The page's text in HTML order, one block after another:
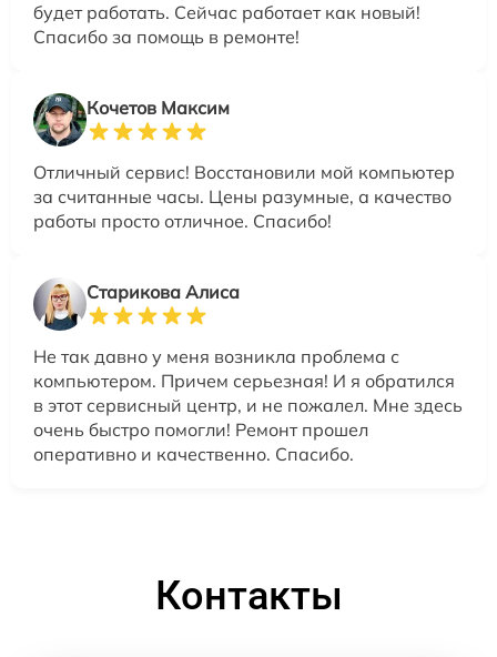
будет работать. Сейчас работает как новый!
Спасибо за помощь в ремонте!
Кочетов Максим
Отличный сервис! Восстановили мой компьютер
за считанные часы. Цены разумные, а качество
работы просто отличное. Спасибо!
Старикова Алиса
Не так давно у меня возникла проблема с
компьютером. Причем серьезная! И я обратился
в этот сервисный центр, и не пожалел. Мне здесь
очень быстро помогли! Ремонт прошел
оперативно и качественно. Спасибо.
Контакты